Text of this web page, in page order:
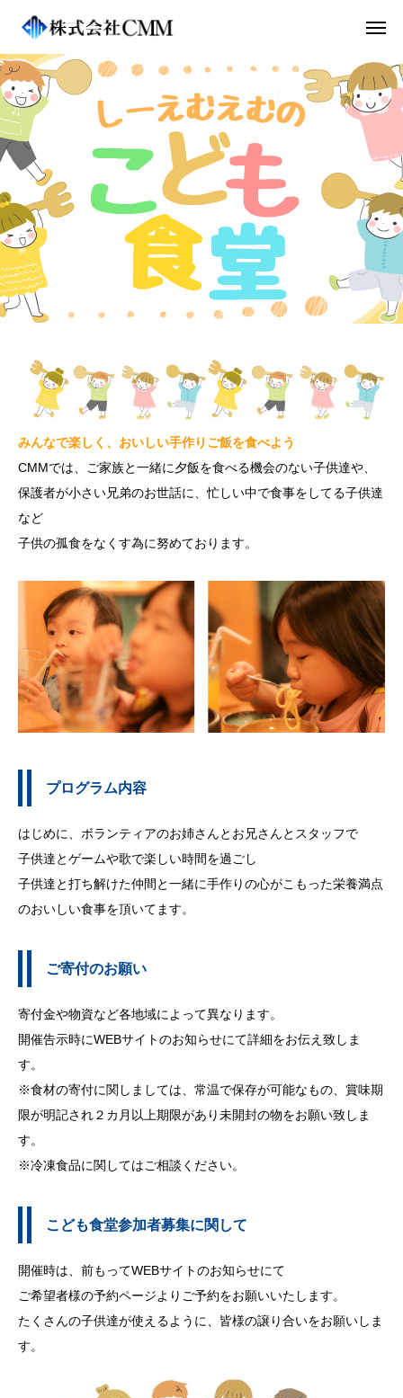
みんなで楽しく、おいしい手作りご飯を食べよう
CMMでは、ご家族と一緒に夕飯を食べる機会のない子供達や、
保護者が小さい兄弟のお世話に、忙しい中で食事をしてる子供達
など
子供の孤食をなくす為に努めております。
プログラム内容
はじめに、ボランティアのお姉さんとお兄さんとスタッフで
子供達とゲームや歌で楽しい時間を過ごし
子供達と打ち解けた仲間と一緒に手作りの心がこもった栄養満点
のおいしい食事を頂いてます。
ご寄付のお願い
寄付金や物資など各地域によって異なります。
開催告示時にWEBサイトのお知らせにて詳細をお伝え致しま
す。
※食材の寄付に関しましては、常温で保存が可能なもの、賞味期
限が明記され２カ月以上期限があり未開封の物をお願い致しま
す。
※冷凍食品に関してはご相談ください。
こども食堂参加者募集に関して
開催時は、前もってWEBサイトのお知らせにて
ご希望者様の予約ページよりご予約をお願いいたします。
たくさんの子供達が使えるように、皆様の譲り合いをお願いしま
す。